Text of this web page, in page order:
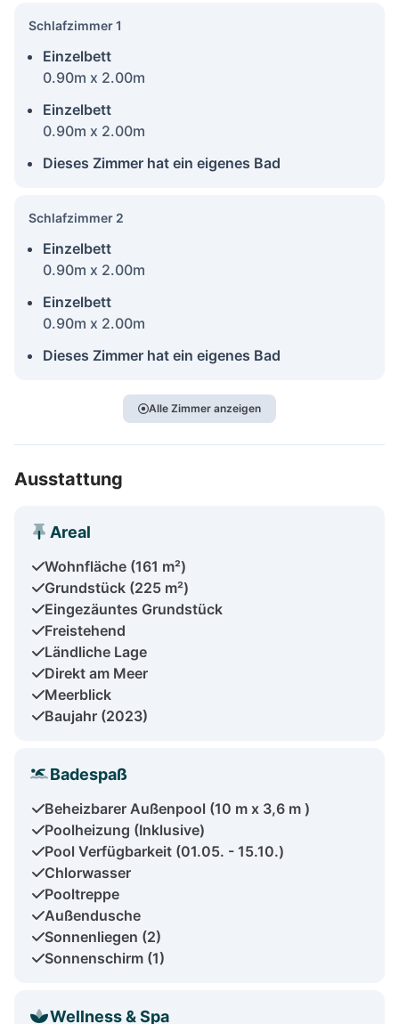
Schlafzimmer 1
Einzelbett
0.90m x 2.00m
Einzelbett
0.90m x 2.00m
Dieses Zimmer hat ein eigenes Bad
Schlafzimmer 2
Einzelbett
0.90m x 2.00m
Einzelbett
0.90m x 2.00m
Dieses Zimmer hat ein eigenes Bad
Alle Zimmer anzeigen
Ausstattung
Areal
Wohnfläche (161 m²)
Grundstück (225 m²)
Eingezäuntes Grundstück
Freistehend
Ländliche Lage
Direkt am Meer
Meerblick
Baujahr (2023)
Badespaß
Beheizbarer Außenpool (10 m x 3,6 m )
Poolheizung (Inklusive)
Pool Verfügbarkeit (01.05. - 15.10.)
Chlorwasser
Pooltreppe
Außendusche
Sonnenliegen (2)
Sonnenschirm (1)
Wellness & Spa